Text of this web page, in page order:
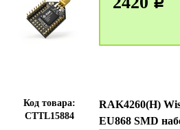
c
Код товара:
CTTL15884
RAK4260(H)
EU868 SMD